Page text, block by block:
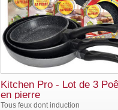
Kitchen Pro - Lot de 3
en pierre
Tous feux dont induction